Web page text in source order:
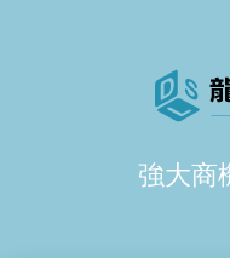
強大商